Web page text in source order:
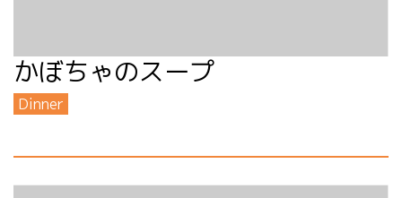
かぼちゃのスープ
Dinner